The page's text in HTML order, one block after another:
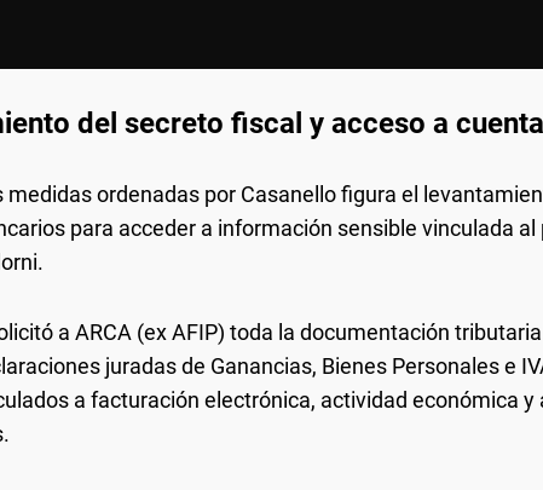
del secreto fiscal y acceso a
medidas ordenadas por Casanello figura el
para acceder a información sensible vinculada
a ARCA (ex AFIP) toda la documentación
juradas de Ganancias, Bienes Personales e
a facturación electrónica, actividad económica